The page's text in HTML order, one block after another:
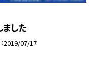
ました
2019/07/17